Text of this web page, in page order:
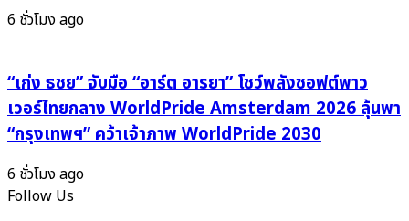
6 ชั่วโมง ago
“เก่ง ธชย” จับมือ “อาร์ต อารยา” โชว์พลังซอฟต์พาว
เวอร์ไทยกลาง WorldPride Amsterdam 2026 ลุ้นพา
“กรุงเทพฯ” คว้าเจ้าภาพ WorldPride 2030
6 ชั่วโมง ago
Follow Us